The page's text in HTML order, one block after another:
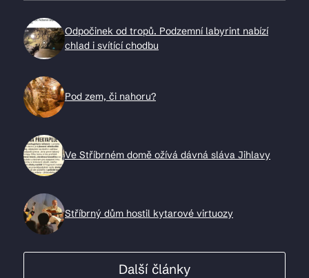
Odpočinek od tropů. Podzemní labyrint nabízí
chlad i svítící chodbu
Pod zem, či nahoru?
Ve Stříbrném domě ožívá dávná sláva Jihlavy
Stříbrný dům hostil kytarové virtuozy
Další články